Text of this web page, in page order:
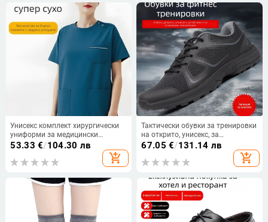
Унисекс комплект хирургически
униформи за медицински
персонал, къс ръкав, топ с кръгло
53.33 €/104.30 лв
add_shopping_cart
Тактически обувки за тренировки
на открито, унисекс, за
възрастни, военен стил
67.05 €/131.14 лв
add_shopping_cart